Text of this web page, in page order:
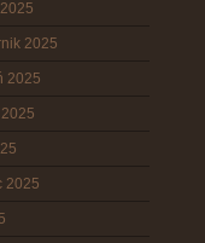
2025
2025
2025